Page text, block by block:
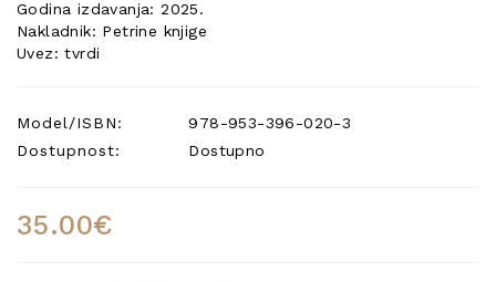
Godina izdavanja: 2025.
Nakladnik: Petrine knjige
Uvez: tvrdi
Model/ISBN:
978-953-396-020-3
Dostupnost:
Dostupno
35.00€